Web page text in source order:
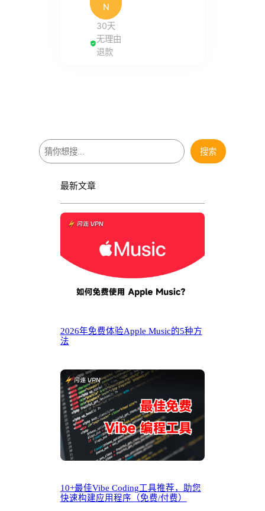
N
30天
无理由
退款
搜
索
搜索
最新文章
2026年免费体验Apple Music的5种方
法
10+最佳Vibe Coding工具推荐，助您
快速构建应用程序（免费/付费）